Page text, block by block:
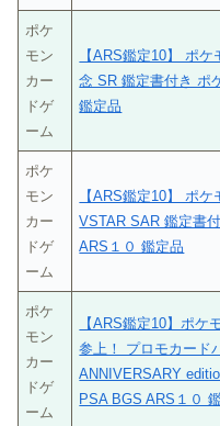
ポケ
モン
カー
ドゲ
ーム
【ARS鑑定10】 ポ
念 SR 鑑定書付き ポ
鑑定品
ポケ
モン
カー
ドゲ
ーム
【ARS鑑定10】 ポ
VSTAR SAR 鑑定書
ARS１０ 鑑定品
ポケ
モン
カー
ドゲ
ーム
【ARS鑑定10】ポケ
参上！ プロモカード
ANNIVERSARY
PSA BGS ARS１０